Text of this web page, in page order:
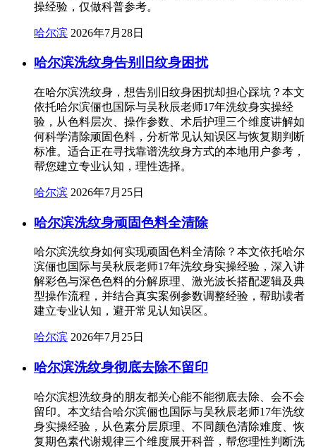
操经验，仅做科普参考。
哈尔滨 2026年7月28日
哈尔滨洗纹身告别旧纹身困扰
在哈尔滨洗纹身，想告别旧纹身困扰却担心踩坑？本文
依托哈尔滨俪也国际与吴秋辰老师17年洗纹身实操经
验，从色料层次、操作参数、术后护理三个维度讲解如
何科学清除顽固色料，分析常见认知误区与恢复期判断
标准。适合正在寻找靠谱洗纹身方式的本地用户参考，
帮您建立专业认知，理性选择。
哈尔滨 2026年7月25日
哈尔滨洗纹身顽固色料全清除
哈尔滨洗纹身如何实现顽固色料全清除？本文依托哈尔
滨俪也国际与吴秋辰老师17年洗纹身实操经验，深入讲
解彩色与深色色料的分解原理、激光波长搭配逻辑及典
型操作流程，并结合真实案例参数调整经验，帮助读者
建立专业认知，避开常见认知误区。
哈尔滨 2026年7月25日
哈尔滨洗纹身彻底去除不留印
哈尔滨想洗纹身的朋友都关心能不能彻底去除、会不会
留印。本文结合哈尔滨俪也国际与吴秋辰老师17年洗纹
身实操经验，从色素分层原理、不同颜色清除难度、恢
复期色素代谢规律三个维度展开科普，帮您理性判断洗